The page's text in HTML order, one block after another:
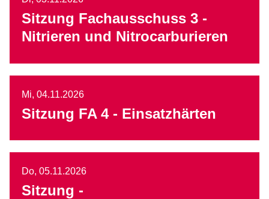
Sitzung Fachausschuss 3 -
Nitrieren und Nitrocarburieren
Mi, 04.11.2026
Sitzung FA 4 - Einsatzhärten
Do, 05.11.2026
Sitzung -